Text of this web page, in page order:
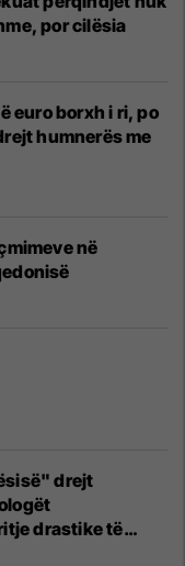
por cilësia
euro borxh i ri, po
humnerës me
në
drejt
drastike të